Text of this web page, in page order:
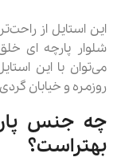
این استایل از
شلوار پارچه ‌ای
می‌توان با این
روزمره و خیابان
چه جنس
بهتراست؟